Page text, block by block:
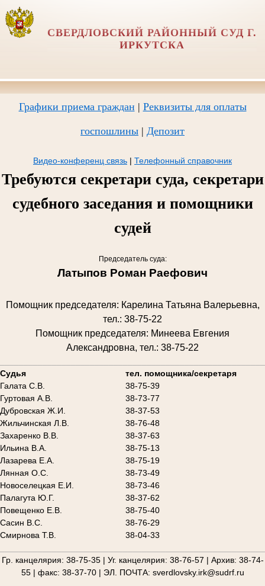
СВЕРДЛОВСКИЙ РАЙОННЫЙ СУД Г.
ИРКУТСКА
Графики приема граждан | Реквизиты для оплаты
госпошлины | Депозит
Видео-конференц связь | Телефонный справочник
Требуются секретари суда, секретари
судебного заседания и помощники
судей
Председатель суда:
Латыпов Роман Раефович
Помощник председателя: Карелина Татьяна Валерьевна,
тел.: 38-75-22
Помощник председателя: Минеева Евгения
Александровна, тел.: 38-75-22
Судья
тел. помощника/секретаря
Галата С.В.
38-75-39
Гуртовая А.В.
38-73-77
Дубровская Ж.И.
38-37-53
Жильчинская Л.В.
38-76-48
Захаренко В.В.
38-37-63
Ильина В.А.
38-75-13
Лазарева Е.А.
38-75-19
Лянная О.С.
38-73-49
Новоселецкая Е.И.
38-73-46
Палагута Ю.Г.
38-37-62
Повещенко Е.В.
38-75-40
Сасин В.С.
38-76-29
Смирнова Т.В.
38-04-33
Гр. канцелярия: 38-75-35 | Уг. канцелярия: 38-76-57 | Архив: 38-74-
55 | факс: 38-37-70 | ЭЛ. ПОЧТА: sverdlovsky.irk@sudrf.ru